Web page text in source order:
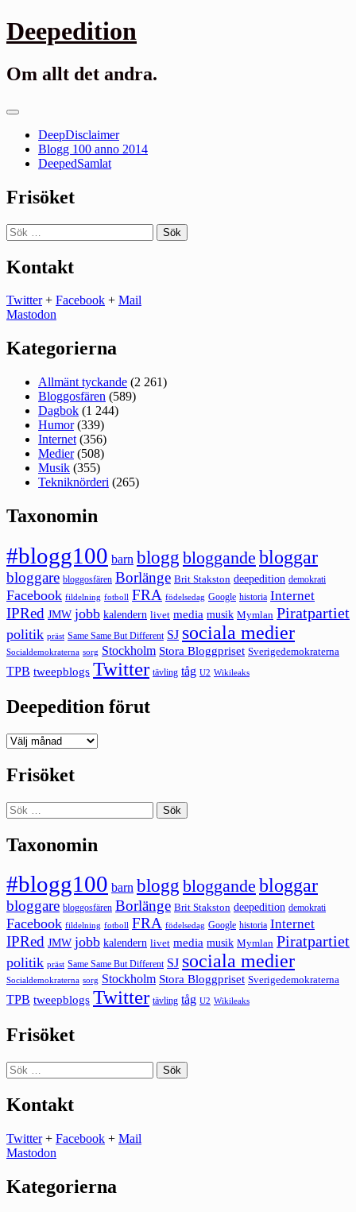
Gå
till
Deepedition
Om allt det andra.
Primär
DeepDisclaimer
Blogg 100 anno 2014
DeepedSamlat
Frisöket
Sök
efter:
Kontakt
Twitter+ Facebook + Mail
Mastodon
Kategorierna
Allmänt tyckande (2 261)
Bloggosfären (589)
Dagbok (1 244)
Humor(339)
Internet (356)
Medier(508)
Musik (355)
Tekniknörderi (265)
Taxonomin
#blogg100 barn blogg bloggande bloggar
bloggare bloggosfären Borlänge Brit Stakston deepedition demokrati
Facebook fildelning fotboll FRA födelsedag Google historia Internet
IPRed JMW jobb kalendern livet media musik Mymlan Piratpartiet
politik präst Same Same But Different SJ sociala medier
Socialdemokraterna sorg Stockholm Stora Bloggpriset Sverigedemokraterna
TPB tweepblogs Twitter tävling tåg U2 Wikileaks
Deepedition förut
Deepedition
Frisöket
Sök
efter:
Taxonomin
#blogg100 barn blogg bloggande bloggar
bloggare bloggosfären Borlänge Brit Stakston deepedition demokrati
Facebook fildelning fotboll FRA födelsedag Google historia Internet
IPRed JMW jobb kalendern livet media musik Mymlan Piratpartiet
politik präst Same Same But Different SJ sociala medier
Socialdemokraterna sorg Stockholm Stora Bloggpriset Sverigedemokraterna
TPB tweepblogs Twitter tävling tåg U2 Wikileaks
Frisöket
Sök
efter:
Kontakt
Twitter+ Facebook + Mail
Mastodon
Kategorierna